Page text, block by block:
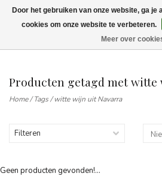
Wij leveren tot aan uw deur.
Producten getagd met witte
Home/Tags/witte wijn uit Navarra
Filteren
Geen producten gevonden!...
Door het gebruiken van onze website, ga
cookies om onze website te verbeteren.
Meer over